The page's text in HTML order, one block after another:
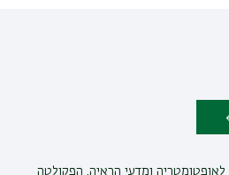
לאופטומטריה ומדעי הראיה, הפקולטה